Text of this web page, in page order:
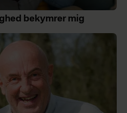
bekymrer mig